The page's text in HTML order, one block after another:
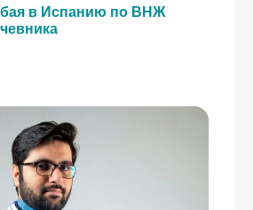
в Испанию по ВНЖ